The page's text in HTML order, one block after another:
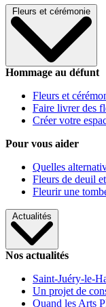
Fleurs et cérémonie
Hommage au défunt
Fleurs et
Faire livrer des
Créer votre
Pour vous aider
Quelles
Fleurs de deuil
Fleurir une
Actualités
Nos actualités
Saint-Juéry-le-
Un projet de
Quand les Arts